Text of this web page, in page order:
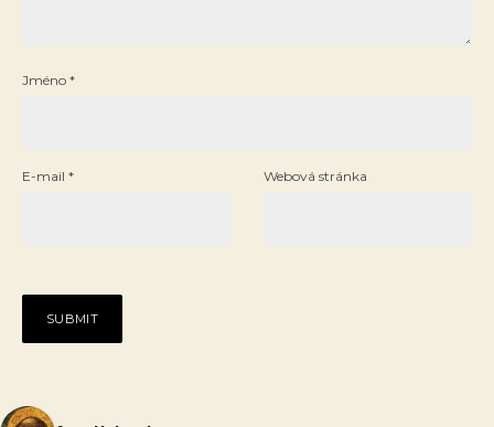
Jméno *
E-mail * Webová stránka